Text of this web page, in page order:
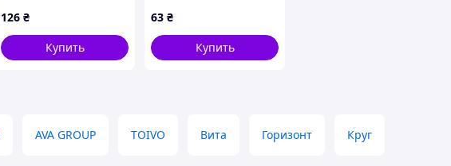
126 ₴
Купить
яйценоскости, 1 кг (*)
63 ₴
Купить
AVA GROUP TOIVO Вита Горизонт Круг